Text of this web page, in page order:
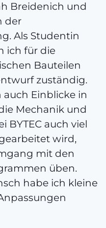
Breidenich und
der
Als Studentin
ich für die
Bauteilen
zuständig.
Einblicke in
Mechanik und
BYTEC auch viel
wird,
mit den
üben.
habe ich kleine